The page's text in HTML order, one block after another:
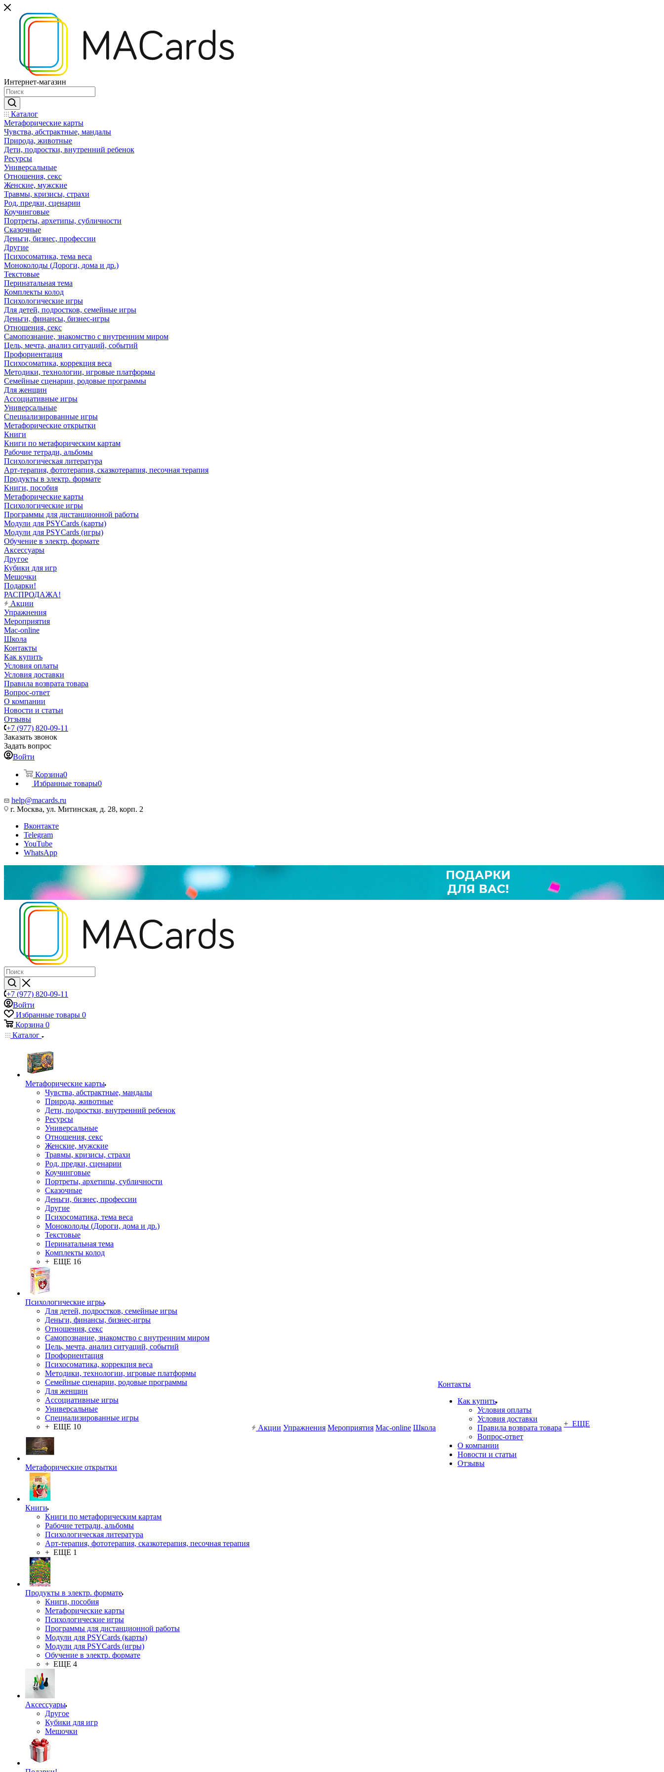
Интернет-магазин
Каталог
Mетафорические карты
Чувства, абстрактные, мандалы
Природа, животные
Дети, подростки, внутренний ребенок
Ресурсы
Универсальные
Отношения, секс
Женские, мужские
Травмы, кризисы, страхи
Род, предки, сценарии
Коучинговые
Портреты, архетипы, субличности
Сказочные
Деньги, бизнес, профессии
Другие
Психосоматика, тема веса
Моноколоды (Дороги, дома и др.)
Текстовые
Перинатальная тема
Комплекты колод
Психологические игры
Для детей, подростков, семейные игры
Деньги, финансы, бизнес-игры
Отношения, секс
Самопознание, знакомство с внутренним миром
Цель, мечта, анализ ситуаций, событий
Профориентация
Психосоматика, коррекция веса
Методики, технологии, игровые платформы
Семейные сценарии, родовые программы
Для женщин
Ассоциативные игры
Универсальные
Специализированные игры
Метафорические открытки
Книги
Книги по метафорическим картам
Рабочие тетради, альбомы
Психологическая литература
Арт-терапия, фототерапия, сказкотерапия, песочная терапия
Продукты в электр. формате
Книги, пособия
Метафорические карты
Психологические игры
Программы для дистанционной работы
Модули для PSYCards (карты)
Модули для PSYCards (игры)
Обучение в электр. формате
Аксессуары
Другое
Кубики для игр
Мешочки
Подарки!
РАСПРОДАЖА!
Акции
Упражнения
Мероприятия
Mac-online
Школа
Контакты
Как купить
Условия оплаты
Условия доставки
Правила возврата товара
Вопрос-ответ
О компании
Новости и статьи
Отзывы
+7 (977) 820-09-11
Заказать звонок
Задать вопрос
Войти
Корзина0
Избранные товары0
help@macards.ru
г. Москва, ул. Митинская, д. 28, корп. 2
Вконтакте
Telegram
YouTube
WhatsApp
+7 (977) 820-09-11
Войти
Избранные товары 0
Корзина 0
Каталог
Mетафорические карты
Чувства, абстрактные, мандалы
Природа, животные
Дети, подростки, внутренний ребенок
Ресурсы
Универсальные
Отношения, секс
Женские, мужские
Травмы, кризисы, страхи
Род, предки, сценарии
Коучинговые
Портреты, архетипы, субличности
Сказочные
Деньги, бизнес, профессии
Другие
Психосоматика, тема веса
Моноколоды (Дороги, дома и др.)
Текстовые
Перинатальная тема
Комплекты колод
+ ЕЩЕ 16
Психологические игры
Для детей, подростков, семейные игры
Деньги, финансы, бизнес-игры
Отношения, секс
Самопознание, знакомство с внутренним миром
Цель, мечта, анализ ситуаций, событий
Профориентация
Психосоматика, коррекция веса
Методики, технологии, игровые платформы
Семейные сценарии, родовые программы
Для женщин
Ассоциативные игры
Универсальные
Специализированные игры
+ ЕЩЕ 10
Метафорические открытки
Книги
Книги по метафорическим картам
Рабочие тетради, альбомы
Психологическая литература
Арт-терапия, фототерапия, сказкотерапия, песочная терапия
+ ЕЩЕ 1
Продукты в электр. формате
Книги, пособия
Метафорические карты
Психологические игры
Программы для дистанционной работы
Модули для PSYCards (карты)
Модули для PSYCards (игры)
Обучение в электр. формате
+ ЕЩЕ 4
Аксессуары
Другое
Кубики для игр
Мешочки
Акции Упражнения Мероприятия Mac-online Школа
Контакты
Как купить
Условия оплаты
Условия доставки
Правила возврата товара
Вопрос-ответ
О компании
Новости и статьи
Отзывы
+ ЕЩЕ